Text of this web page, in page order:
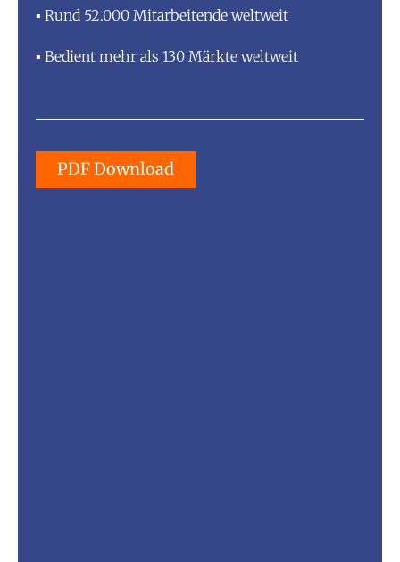
▪ Rund 52.000 Mitarbeitende weltweit
▪ Bedient mehr als 130 Märkte weltweit
PDF Download